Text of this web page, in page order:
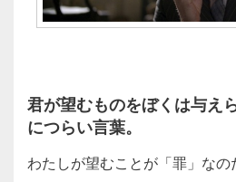
君が望むものをぼくは与え
につらい言葉。
わたしが望むことが「罪」なの